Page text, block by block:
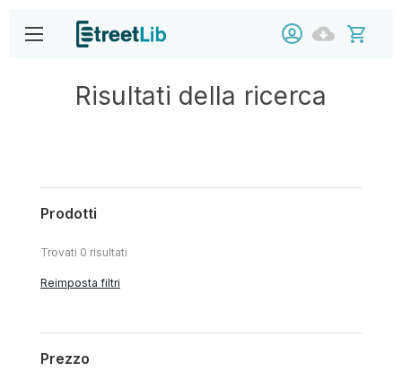
Risultati della ricerca
Prodotti
Trovati 0 risultati
Reimposta filtri
Prezzo